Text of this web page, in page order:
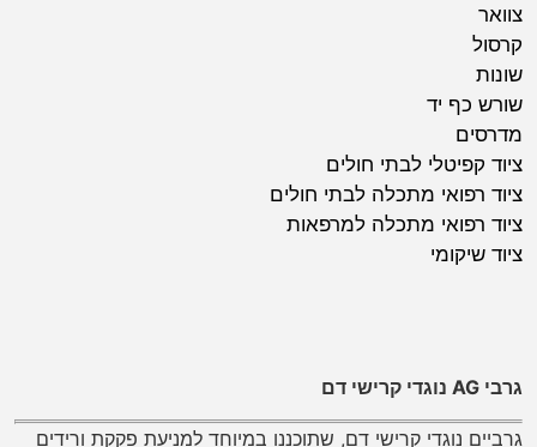
צוואר
קרסול
שונות
שורש כף יד
מדרסים
ציוד קפיטלי לבתי חולים
ציוד רפואי מתכלה לבתי חולים
ציוד רפואי מתכלה למרפאות
ציוד שיקומי
גרבי AG נוגדי קרישי דם
גרביים נוגדי קרישי דם, שתוכננו במיוחד למניעת פקקת ורידים